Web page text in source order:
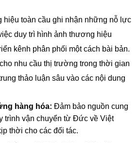
hiệu toàn cầu ghi nhận những nỗ lực
duy trì hình ảnh thương hiệu
kênh phân phối một cách bài bản.
nhu cầu thị trường trong thời gian
thảo luận sâu vào các nội dung
hàng hóa: Đảm bảo nguồn cung
trình vận chuyển từ Đức về Việt
thời cho các đối tác.